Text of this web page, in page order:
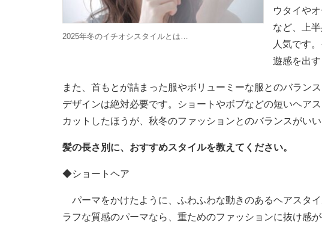
2025年冬のイチオシスタイルとは…
ウタイや
など、上
人気です
遊感を出す
また、首もとが詰まった服やボリューミーな服とのバラン
デザインは絶対必要です。ショートやボブなどの短いヘア
カットしたほうが、秋冬のファッションとのバランスがいい
髪の長さ別に、おすすめスタイルを教えてください。
◆ショートヘア
パーマをかけたように、ふわふわな動きのあるヘアスタ
ラフな質感のパーマなら、重ためのファッションに抜け感